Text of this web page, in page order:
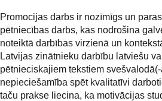
Promocijas darbs ir nozīmīgs un
pētniecības darbs, kas nodrošina
noteiktā darbības virzienā un
Latvijas zinātnieku darbību latviešu
pētnieciskajiem tekstiem
nepieciešamība spēt kvalitatīvi
taču prakse liecina, ka motivācijas